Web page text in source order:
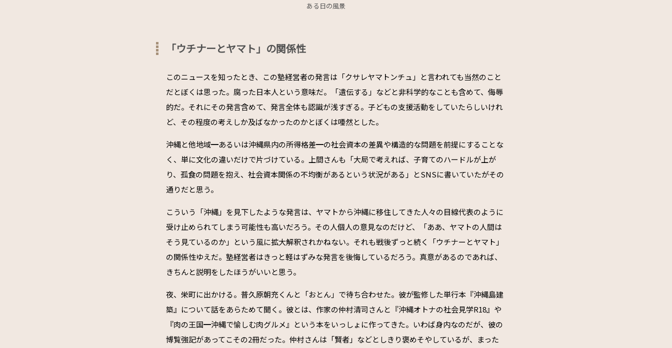
ある日の風景
「ウチナーとヤマト」の関係性
このニュースを知ったとき、この塾経営者の発言は「クサレヤマトンチュ」と言われても当然のこと
だとぼくは思った。腐った日本人という意味だ。「遺伝する」などと非科学的なことも含めて、侮辱
的だ。それにその発言含めて、発言全体も認識が浅すぎる。子どもの支援活動をしていたらしいけれ
ど、その程度の考えしか及ばなかったのかとぼくは唖然とした。
沖縄と他地域━あるいは沖縄県内の所得格差━の社会資本の差異や構造的な問題を前提にすることな
く、単に文化の違いだけで片づけている。上間さんも「大局で考えれば、子育てのハードルが上が
り、孤食の問題を抱え、社会資本関係の不均衡があるという状況がある」とSNSに書いていたがその
通りだと思う。
こういう「沖縄」を見下したような発言は、ヤマトから沖縄に移住してきた人々の目線代表のように
受け止められてしまう可能性も高いだろう。その人個人の意見なのだけど、「ああ、ヤマトの人間は
そう見ているのか」という風に拡大解釈されかねない。それも戦後ずっと続く「ウチナーとヤマト」
の関係性ゆえだ。塾経営者はきっと軽はずみな発言を後悔しているだろう。真意があるのであれば、
きちんと説明をしたほうがいいと思う。
夜、栄町に出かける。普久原朝充くんと「おとん」で待ち合わせた。彼が監修した単行本『沖縄島建
築』について話をあらためて聞く。彼とは、作家の仲村清司さんと『沖縄オトナの社会見学R18』や
『肉の王国━沖縄で愉しむ肉グルメ』という本をいっしょに作ってきた。いわば身内なのだが、彼の
博覧強記があってこその2冊だった。仲村さんは「賢者」などとしきり褒めそやしているが、まった